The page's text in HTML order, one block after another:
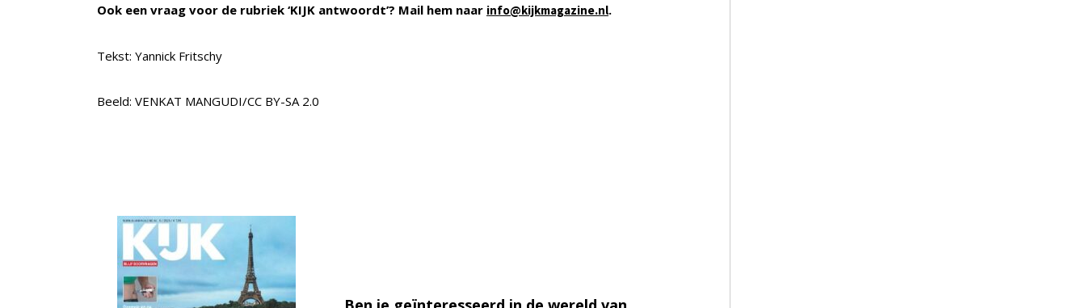
Ook een vraag voor de rubriek ‘KIJK antwoordt’? Mail hem naar info@kijkmagazine.nl.
Tekst: Yannick Fritschy
Beeld: VENKAT MANGUDI/CC BY-SA 2.0